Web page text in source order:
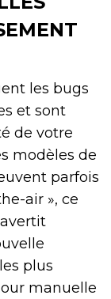
les bugs
et sont
de votre
modèles de
parfois
air », ce
plus
manuelle